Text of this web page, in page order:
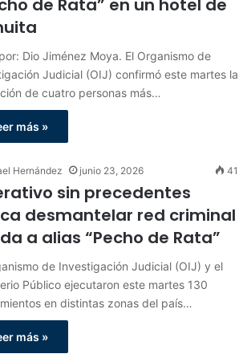
de Rata” en un hotel de
Dio Jiménez Moya. El Organismo de
Judicial (OIJ) confirmó este martes la
de cuatro personas más…
más »
Hernández junio 23, 2026 41
sin precedentes
desmantelar red criminal
a alias “Pecho de Rata”
de Investigación Judicial (OIJ) y el
Público ejecutaron este martes 130
en distintas zonas del país…
más »